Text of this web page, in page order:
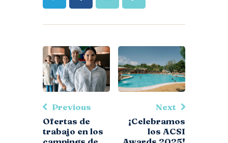
Previous
Ofertas de
trabajo en los
Next
¡Celebramos
los ACSI